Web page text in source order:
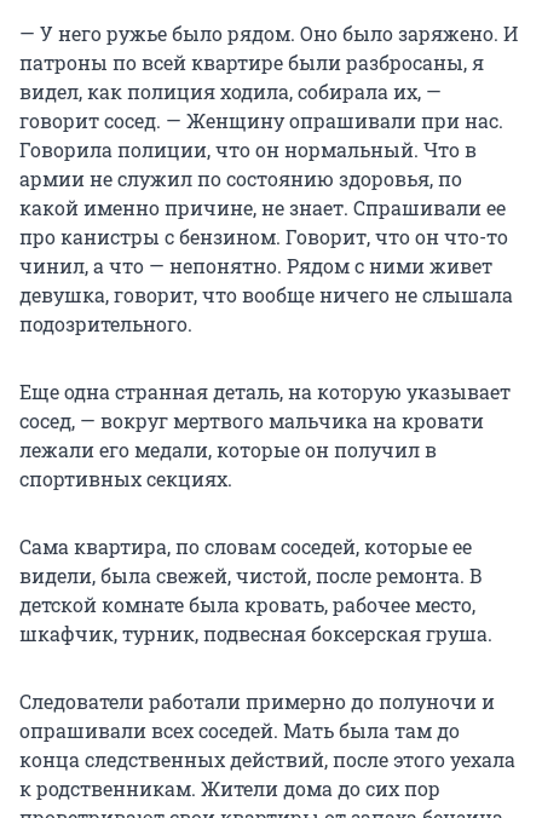
— У него ружье было рядом. Оно было заряжено. И
патроны по всей квартире были разбросаны, я
видел, как полиция ходила, собирала их, —
говорит сосед. — Женщину опрашивали при нас.
Говорила полиции, что он нормальный. Что в
армии не служил по состоянию здоровья, по
какой именно причине, не знает. Спрашивали ее
про канистры с бензином. Говорит, что он что-то
чинил, а что — непонятно. Рядом с ними живет
девушка, говорит, что вообще ничего не слышала
подозрительного.
Еще одна странная деталь, на которую указывает
сосед, — вокруг мертвого мальчика на кровати
лежали его медали, которые он получил в
спортивных секциях.
Сама квартира, по словам соседей, которые ее
видели, была свежей, чистой, после ремонта. В
детской комнате была кровать, рабочее место,
шкафчик, турник, подвесная боксерская груша.
Следователи работали примерно до полуночи и
опрашивали всех соседей. Мать была там до
конца следственных действий, после этого уехала
к родственникам. Жители дома до сих пор